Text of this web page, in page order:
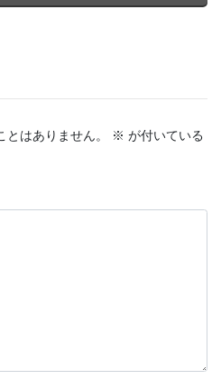
はありません。 ※ が付いている